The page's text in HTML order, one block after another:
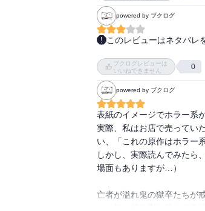
powered by ブクログ
このレビューはネタバレ
アニメを観て、これは面白
が、しかし。
個人的にはアニメの絵柄の
アニメよりも、原作の方が
た。
でも、話の内容は基本的に
でも充分に楽しめます……
ので、ここから先もアニメ
何はともあれ、随分、先ま
ブクログレビューは
いいねできません
0
powered by ブクログ
表紙のイメージでホラー系
実際、私はお店で売ってい
い、「これの原作はホラー
しかし、実際読んでみたら
場面もありますが…）
亡者が溢れ鬼の獄卒たちが